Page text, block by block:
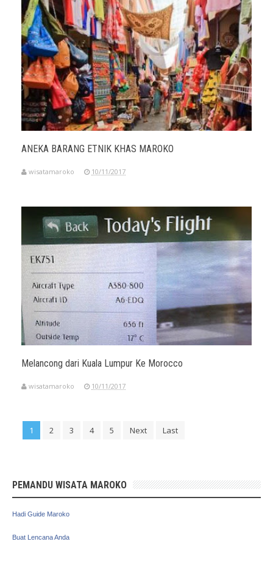
ANEKA BARANG ETNIK KHAS MAROKO
wisatamaroko 10/11/2017
Melancong dari Kuala Lumpur Ke Morocco
wisatamaroko 10/11/2017
1 2 3 4 5 Next Last
PEMANDU WISATA MAROKO
Hadi Guide Maroko
Buat Lencana Anda